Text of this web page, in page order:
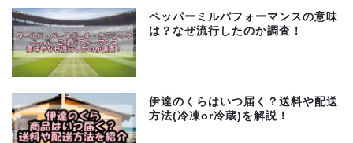
ペッパーミルパフォーマンスの意味
は？なぜ流行したのか調査！
伊達のくらはいつ届く？送料や配送
方法(冷凍or冷蔵)を解説！